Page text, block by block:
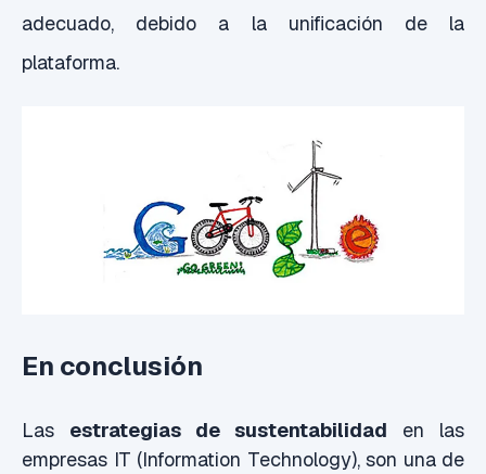
adecuado, debido a la unificación de la
plataforma.
En conclusión
Las estrategias de sustentabilidad en las
empresas IT (Information Technology), son una de